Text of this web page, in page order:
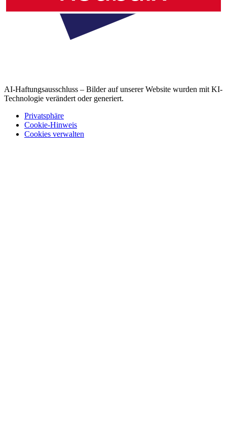
AI-Haftungsausschluss – Bilder auf unserer Website wurden mit KI-
Technologie verändert oder generiert.
Privatsphäre
Cookie-Hinweis
Cookies verwalten